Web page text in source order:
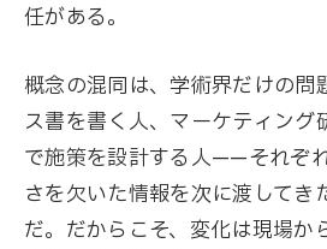
任がある。
概念の混同は、学術界だけの問
ス書を書く人、マーケティング
で施策を設計する人——それぞ
さを欠いた情報を次に渡してき
だ。だからこそ、変化は現場か